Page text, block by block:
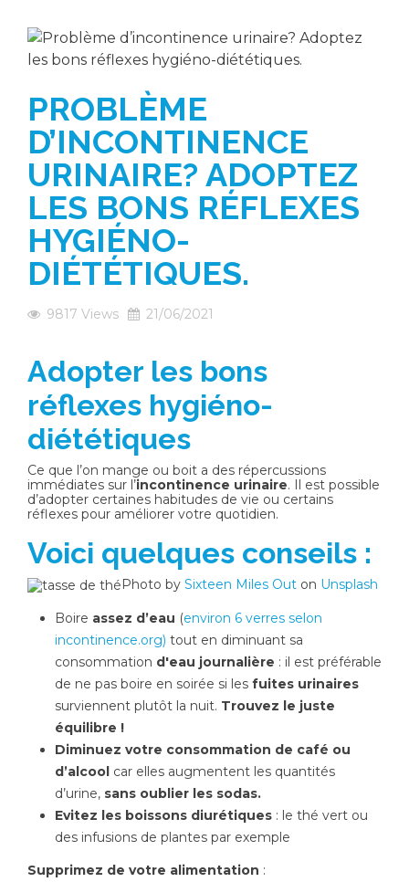
PROBLÈME
D’INCONTINENCE
URINAIRE? ADOPTEZ
LES BONS RÉFLEXES
HYGIÉNO-
DIÉTÉTIQUES.
9817 Views 21/06/2021
Adopter les bons
réflexes hygiéno-
diététiques
Ce que l’on mange ou boit a des répercussions
immédiates sur l’incontinence urinaire. Il est possible
d’adopter certaines habitudes de vie ou certains
réflexes pour améliorer votre quotidien.
Voici quelques conseils :
Photo by Sixteen Miles Out on Unsplash
Boire assez d’eau (environ 6 verres selon
incontinence.org) tout en diminuant sa
consommation d'eau journalière : il est préférable
de ne pas boire en soirée si les fuites urinaires
surviennent plutôt la nuit. Trouvez le juste
équilibre !
Diminuez votre consommation de café ou
d’alcool car elles augmentent les quantités
d’urine, sans oublier les sodas.
Evitez les boissons diurétiques : le thé vert ou
des infusions de plantes par exemple
Supprimez de votre alimentation :